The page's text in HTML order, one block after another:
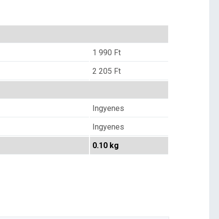
1 990 Ft
2 205 Ft
Ingyenes
Ingyenes
0.10 kg